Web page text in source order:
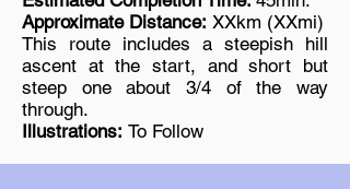
Approximate Distance: XXkm (XXmi)
This route includes a steepish hill
ascent at the start, and short but
steep one about 3/4 of the way
through.
Illustrations: To Follow